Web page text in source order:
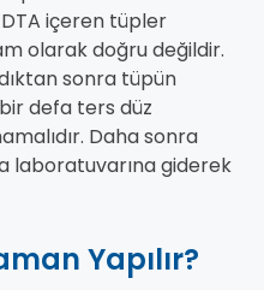
içeren tüpler
olarak doğru değildir.
sonra tüpün
defa ters düz
Daha sonra
laboratuvarına giderek
Yapılır?